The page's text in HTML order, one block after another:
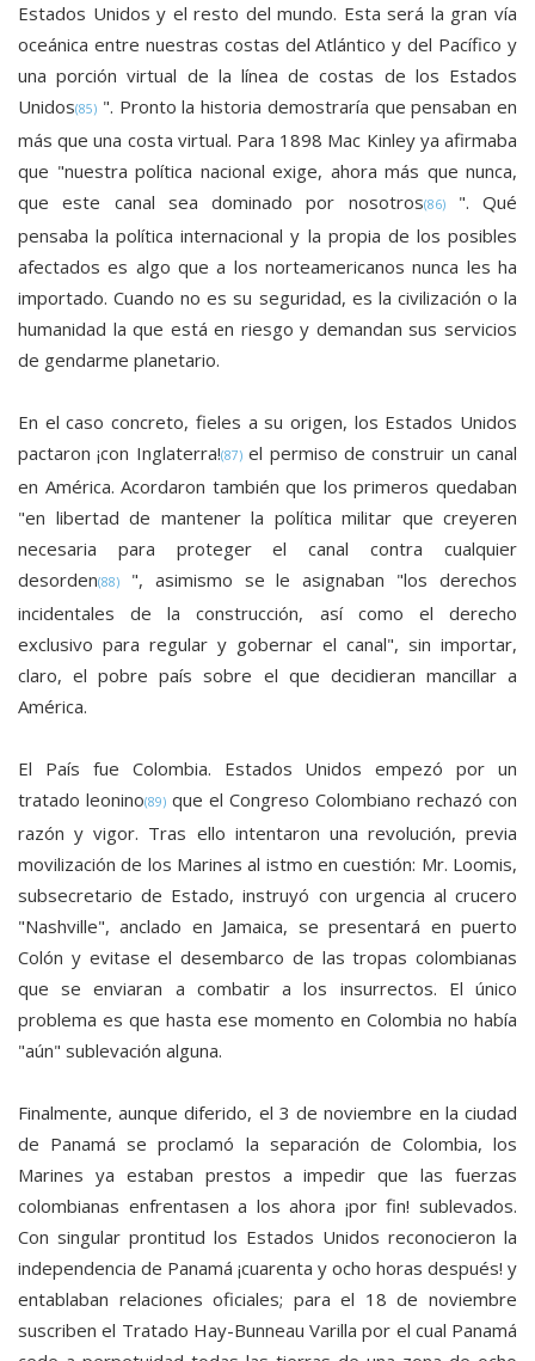
Estados Unidos y el resto del mundo. Esta será la gran vía
oceánica entre nuestras costas del Atlántico y del Pacífico y
una porción virtual de la línea de costas de los Estados
Unidos(85) ". Pronto la historia demostraría que pensaban en
más que una costa virtual. Para 1898 Mac Kinley ya afirmaba
que "nuestra política nacional exige, ahora más que nunca,
que este canal sea dominado por nosotros(86)". Qué
pensaba la política internacional y la propia de los posibles
afectados es algo que a los norteamericanos nunca les ha
importado. Cuando no es su seguridad, es la civilización o la
humanidad la que está en riesgo y demandan sus servicios
de gendarme planetario.
En el caso concreto, fieles a su origen, los Estados Unidos
pactaron ¡con Inglaterra!(87)el permiso de construir un canal
en América. Acordaron también que los primeros quedaban
"en libertad de mantener la política militar que creyeren
necesaria para proteger el canal contra cualquier
desorden(88)
", asimismo se le asignaban "los derechos
incidentales de la construcción, así como el derecho
exclusivo para regular y gobernar el canal", sin importar,
claro, el pobre país sobre el que decidieran mancillar a
América.
El País fue Colombia. Estados Unidos empezó por un
tratado leonino(89) que el Congreso Colombiano rechazó con
razón y vigor. Tras ello intentaron una revolución, previa
movilización de los Marines al istmo en cuestión: Mr. Loomis,
subsecretario de Estado, instruyó con urgencia al crucero
"Nashville", anclado en Jamaica, se presentará en puerto
Colón y evitase el desembarco de las tropas colombianas
que se enviaran a combatir a los insurrectos. El único
problema es que hasta ese momento en Colombia no había
"aún" sublevación alguna.
Finalmente, aunque diferido, el 3 de noviembre en la ciudad
de Panamá se proclamó la separación de Colombia, los
Marines ya estaban prestos a impedir que las fuerzas
colombianas enfrentasen a los ahora ¡por fin! sublevados.
Con singular prontitud los Estados Unidos reconocieron la
independencia de Panamá ¡cuarenta y ocho horas después! y
entablaban relaciones oficiales; para el 18 de noviembre
suscriben el Tratado Hay-Bunneau Varilla por el cual Panamá